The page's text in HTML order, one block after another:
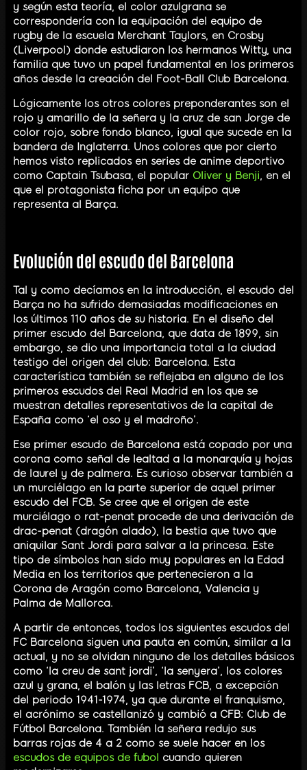
y según esta teoría, el color azulgrana se
correspondería con la equipación del equipo de
rugby de la escuela Merchant Taylors, en Crosby
(Liverpool) donde estudiaron los hermanos Witty, una
familia que tuvo un papel fundamental en los primeros
años desde la creación del Foot-Ball Club Barcelona.
Lógicamente los otros colores preponderantes son el
rojo y amarillo de la señera y la cruz de san Jorge de
color rojo, sobre fondo blanco, igual que sucede en la
bandera de Inglaterra. Unos colores que por cierto
hemos visto replicados en series de anime deportivo
como Captain Tsubasa, el popular Oliver y Benji, en el
que el protagonista ficha por un equipo que
representa al Barça.
Evolución del escudo del Barcelona
Tal y como decíamos en la introducción, el escudo del
Barça no ha sufrido demasiadas modificaciones en
los últimos 110 años de su historia. En el diseño del
primer escudo del Barcelona, que data de 1899, sin
embargo, se dio una importancia total a la ciudad
testigo del origen del club: Barcelona. Esta
característica también se reflejaba en alguno de los
primeros escudos del Real Madrid en los que se
muestran detalles representativos de la capital de
España como ‘el oso y el madroño’.
Ese primer escudo de Barcelona está copado por una
corona como señal de lealtad a la monarquía y hojas
de laurel y de palmera. Es curioso observar también a
un murciélago en la parte superior de aquel primer
escudo del FCB. Se cree que el origen de este
murciélago o rat-penat procede de una derivación de
drac-penat (dragón alado), la bestia que tuvo que
aniquilar Sant Jordi para salvar a la princesa. Este
tipo de símbolos han sido muy populares en la Edad
Media en los territorios que pertenecieron a la
Corona de Aragón como Barcelona, Valencia y
Palma de Mallorca.
A partir de entonces, todos los siguientes escudos del
FC Barcelona siguen una pauta en común, similar a la
actual, y no se olvidan ninguno de los detalles básicos
como ‘la creu de sant jordi’, ‘la senyera’, los colores
azul y grana, el balón y las letras FCB, a excepción
del periodo 1941-1974, ya que durante el franquismo,
el acrónimo se castellanizó y cambió a CFB: Club de
Fútbol Barcelona. También la señera redujo sus
barras rojas de 4 a 2 como se suele hacer en los
escudos de equipos de fubol cuando quieren